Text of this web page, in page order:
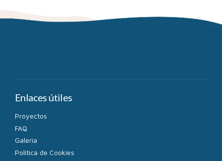
Enlaces útiles
Proyectos
FAQ
Galeria
Política de Cookies